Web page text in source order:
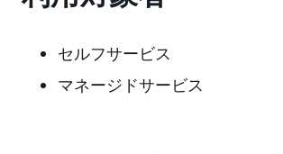
セルフサービス
マネージドサービス